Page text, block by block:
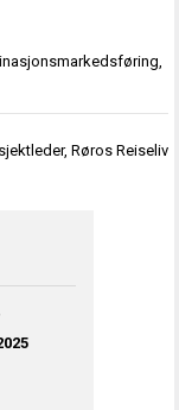
,
Røros Reiseliv